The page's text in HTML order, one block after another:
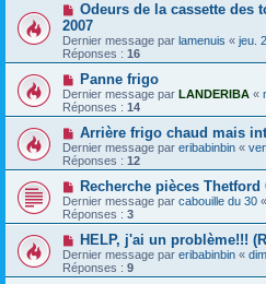
Odeurs de la cassette des
2007
Dernier message par lamenuis « jeu.
Réponses : 16
Panne frigo
Dernier message par LANDERIBA «
Réponses : 14
Arrière frigo chaud mais
Dernier message par eribabinbin «
Réponses : 12
Recherche pièces Thetford
Dernier message par cabouille du 30 «
Réponses : 3
HELP, j'ai un problème!!!
Dernier message par eribabinbin «
Réponses : 9